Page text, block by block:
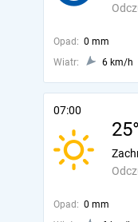
Opad: 0 mm
Wiatr:
6 km/h
07:00
Opad: 0 mm